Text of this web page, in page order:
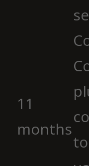
11
months